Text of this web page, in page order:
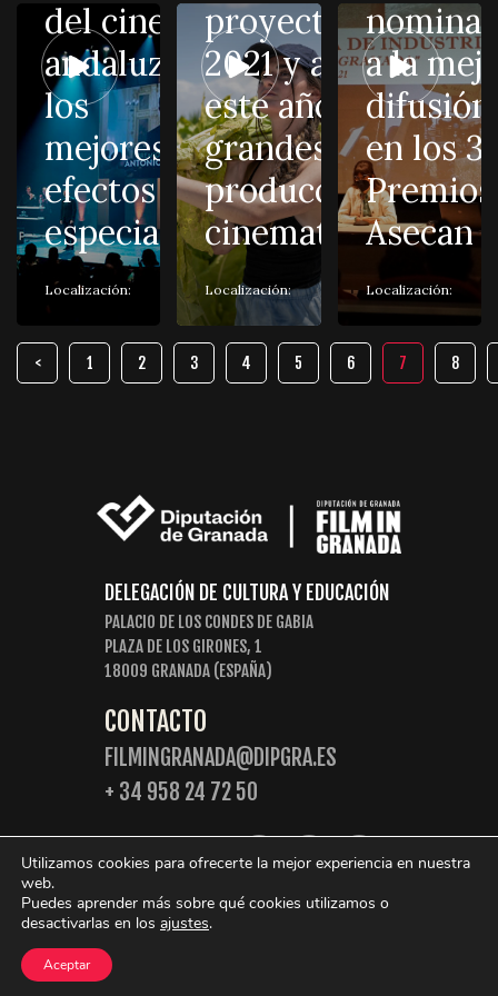
del cine
andaluz a
los
mejores
efectos
especiales
Localización:
proyectos en
2021 y acogerá
este año cinco
grandes
producciones
cinematográficas
Localización:
a la
difusión
en los
Premios
Asecan
Localización:
1 2 3 4 5 6 7 8
DELEGACIÓN DE CULTURA Y EDUCACIÓN
PALACIO DE LOS CONDES DE GABIA
PLAZA DE LOS GIRONES, 1
18009 GRANADA (ESPAÑA)
CONTACTO
FILMINGRANADA@DIPGRA.ES
+ 34 958 24 72 50
SIGUENOS:
© 2026 Film in Granada. Algunos derechos reservados.
Política de Privacidad
Utilizamos cookies para ofrecerte la mejor experiencia en nuestra
web.
Puedes aprender más sobre qué cookies utilizamos o
desactivarlas en los ajustes.
Aceptar